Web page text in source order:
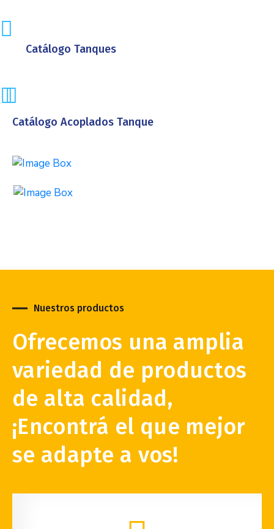
Catálogo Tanques
Catálogo Acoplados Tanque
Tanques verticales
Tanques horizontales
Nuestros productos
Ofrecemos una amplia
variedad de productos
de alta calidad,
¡Encontrá el que mejor
se adapte a vos!